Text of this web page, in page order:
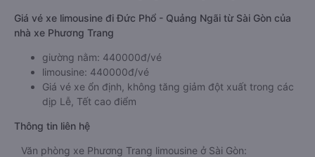
Giá vé xe limousine đi Đức Phổ - Quảng Ngãi từ Sài Gòn của
nhà xe Phương Trang
giường nằm: 440000đ/vé
limousine: 440000đ/vé
Giá vé xe ổn định, không tăng giảm đột xuất trong các
dịp Lễ, Tết cao điểm
Thông tin liên hệ
Văn phòng xe Phương Trang limousine ở Sài Gòn: